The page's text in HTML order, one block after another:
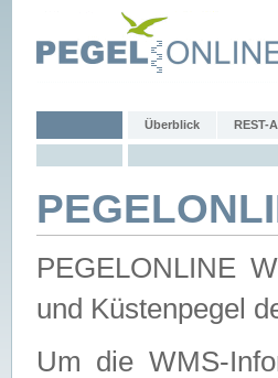
Überblick REST-
PEGELONLINE
und Küstenpegel
Um die WMS-